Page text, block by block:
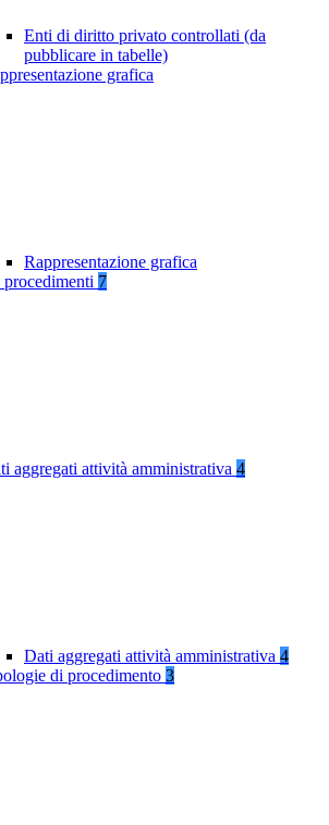
Enti di diritto privato controllati (da
pubblicare in tabelle)
grafica
Rappresentazione grafica
7
aggregati attività amministrativa 4
Dati aggregati attività amministrativa 4
di procedimento 3